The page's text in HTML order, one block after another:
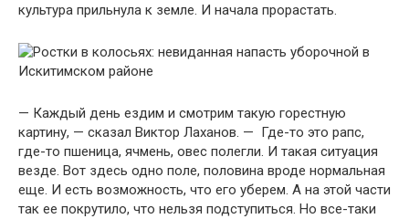
культура прильнула к земле. И начала прорастать.
— Каждый день ездим и смотрим такую горестную
картину, — сказал Виктор Лаханов. — Где-то это рапс,
где-то пшеница, ячмень, овес полегли. И такая ситуация
везде. Вот здесь одно поле, половина вроде нормальная
еще. И есть возможность, что его уберем. А на этой части
так ее покрутило, что нельзя подступиться. Но все-таки